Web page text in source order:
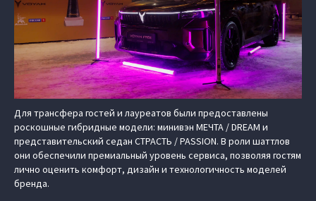
Для трансфера гостей и лауреатов были предоставлены
роскошные гибридные модели: минивэн МЕЧТА / DREAM и
представительский седан СТРАСТЬ / PASSION. В роли шаттлов
они обеспечили премиальный уровень сервиса, позволяя гостям
лично оценить комфорт, дизайн и технологичность моделей
бренда.